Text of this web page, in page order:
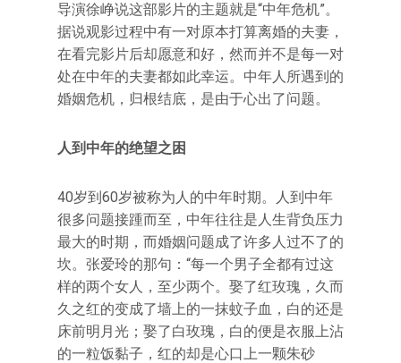
导演徐峥说这部影片的主题就是“中年危机”。
据说观影过程中有一对原本打算离婚的夫妻，
在看完影片后却愿意和好，然而并不是每一对
处在中年的夫妻都如此幸运。中年人所遇到的
婚姻危机，归根结底，是由于心出了问题。
人到中年的绝望之困
40岁到60岁被称为人的中年时期。人到中年
很多问题接踵而至，中年往往是人生背负压力
最大的时期，而婚姻问题成了许多人过不了的
坎。张爱玲的那句：“每一个男子全都有过这
样的两个女人，至少两个。娶了红玫瑰，久而
久之红的变成了墙上的一抹蚊子血，白的还是
床前明月光；娶了白玫瑰，白的便是衣服上沾
的一粒饭黏子，红的却是心口上一颗朱砂